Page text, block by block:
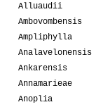
Alluaudii
Ambovombensis
Ampliphylla
Analavelonensis
Ankarensis
Annamarieae
Anoplia